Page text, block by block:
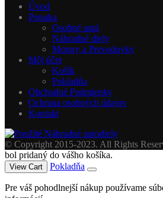
Úvod
Ponuka
Osobné autá
Náhradné diely
Motory a Prevodovky
Môj účet
Košík
Pokladňa
Obchodné Podmienky
Ochrana osobných údajov
Kontakt
© Copyright 2015-2023. All Rights
bol pridaný do vášho košíka.
View Cart Pokladňa
Pre váš pohodlnejší nákup používame